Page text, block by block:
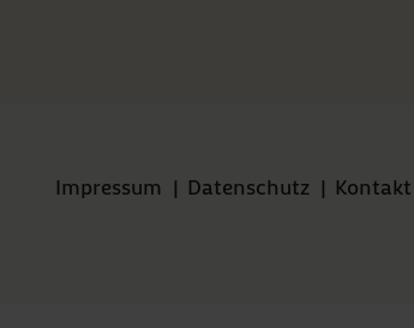
Impressum | Datenschutz | Kontakt